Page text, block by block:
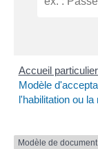
Accueil
Modèle
l'habilitation ou
Modèle de document